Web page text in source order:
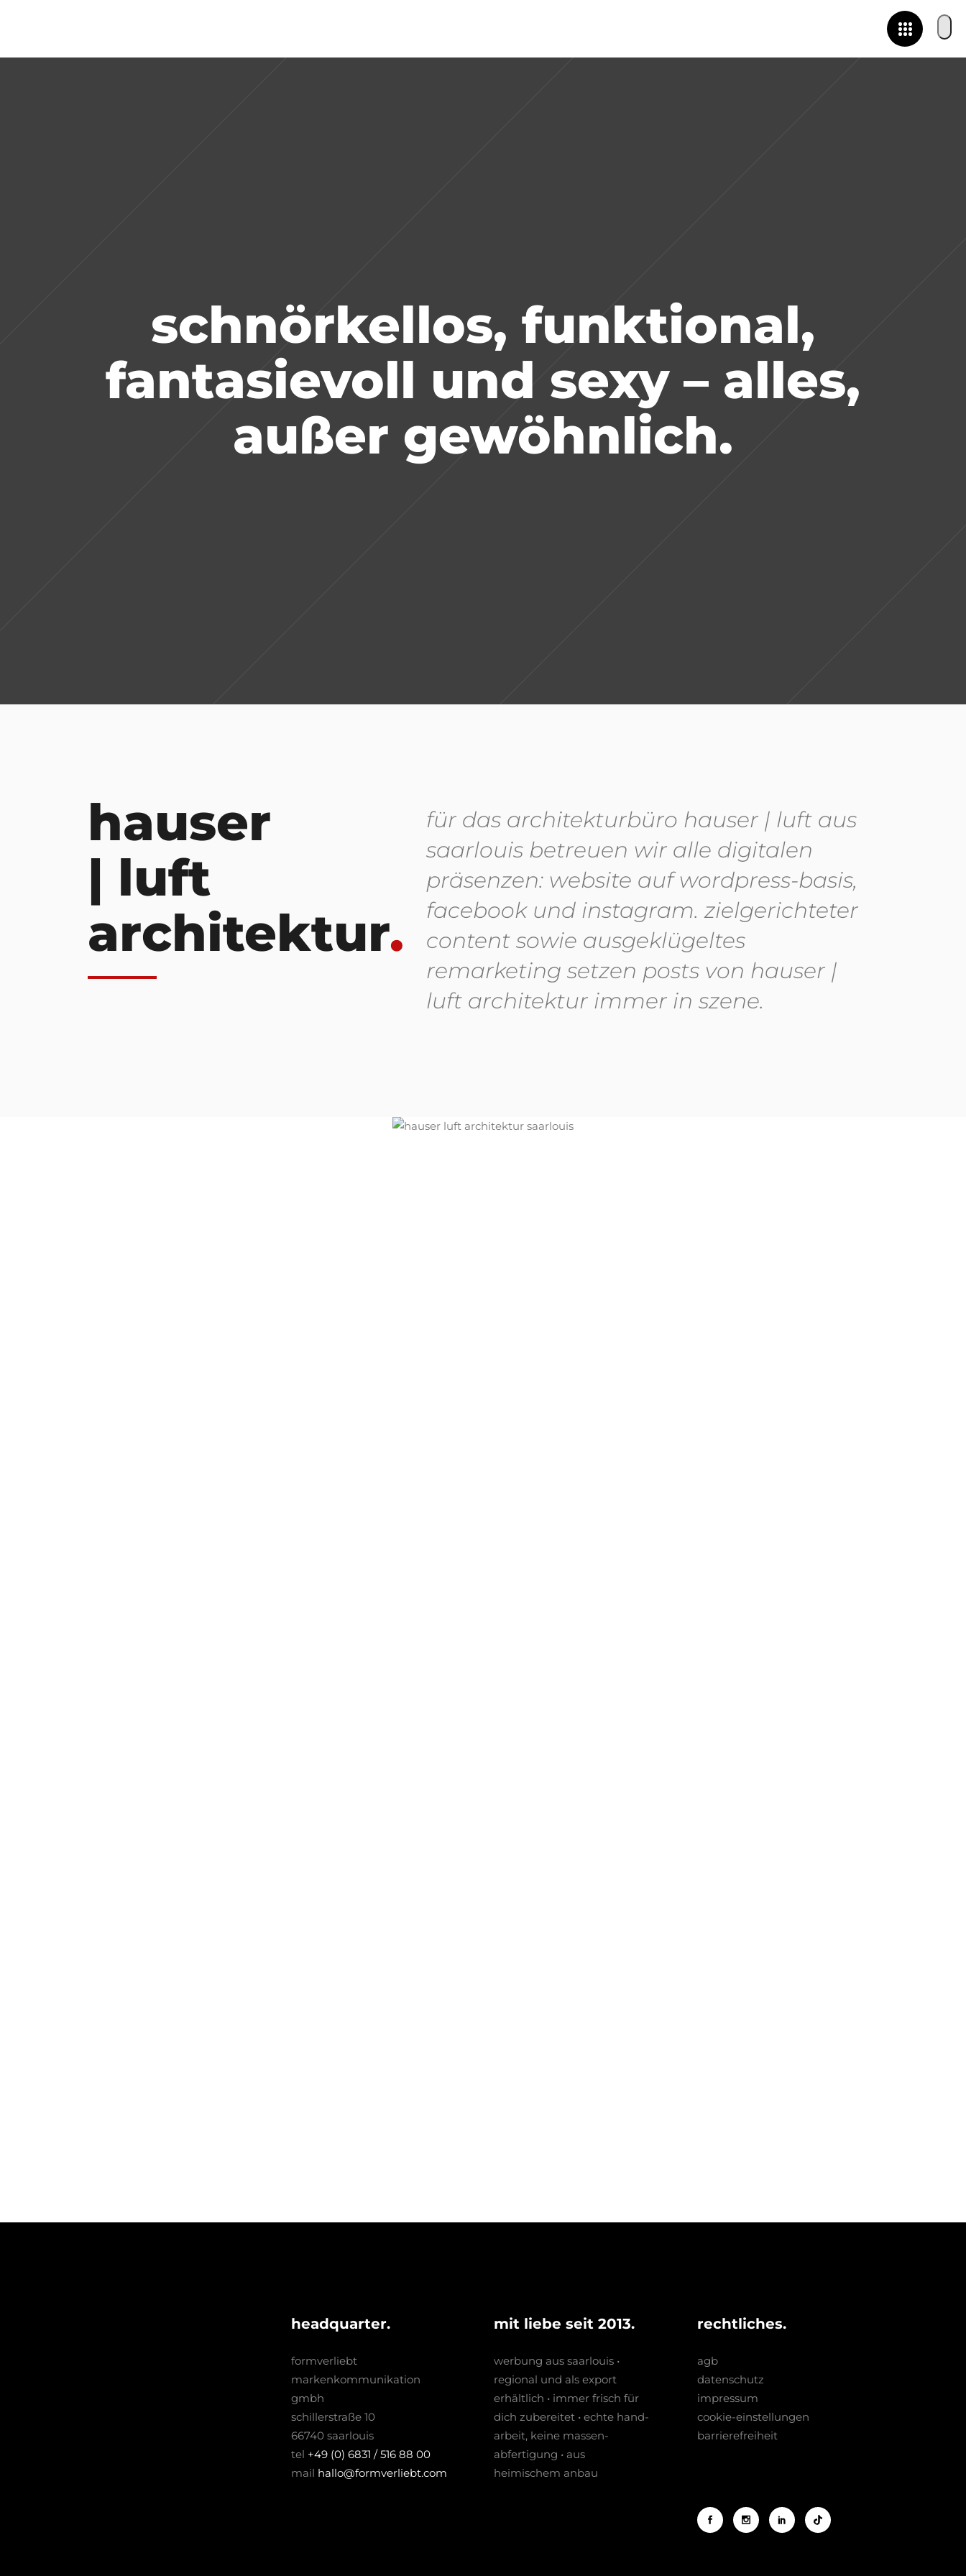
schnörkellos, funktional,
fantasievoll und sexy – alles,
außer gewöhnlich.
hauser
| luft
architektur.
für das architekturbüro hauser | luft aus
saarlouis betreuen wir alle digitalen
präsenzen: website auf wordpress-basis,
facebook und instagram. zielgerichteter
content sowie ausgeklügeltes
remarketing setzen posts von hauser |
luft architektur immer in szene.
headquarter.
formverliebt
markenkommunikation
gmbh
schillerstraße 10
66740 saarlouis
tel +49 (0) 6831 / 516 88 00
mail hallo@formverliebt.com
mit liebe seit 2013.
werbung aus saarlouis •
regio­nal und als export
erhältlich • immer frisch für
dich zubereitet • echte hand­
arbeit, keine massen­­
abfertigung • aus
heimischem anbau
rechtliches.
agb
datenschutz
impressum
cookie-einstellungen
barrierefreiheit